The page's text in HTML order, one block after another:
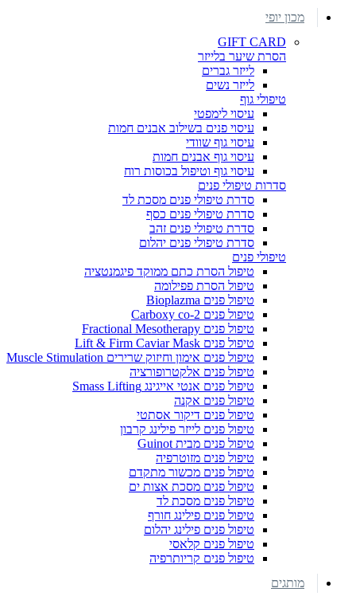
מכון יופי
GIFT CARD
הסרת שיער בלייזר
לייזר גברים
לייזר נשים
טיפולי גוף
עיסוי לימפטי
עיסוי פנים בשילוב אבנים חמות
עיסוי גוף שוודי
עיסוי גוף אבנים חמות
עיסוי גוף וטיפול בכוסות רוח
סדרות טיפולי פנים
סדרת טיפולי פנים מסכת לד
סדרת טיפולי פנים כסף
סדרת טיפולי פנים זהב
סדרת טיפולי פנים יהלום
טיפולי פנים
טיפול הסרת כתם ממוקד פיגמנטציה
טיפול הסרת פפילומה
טיפול פנים Bioplazma
טיפול פנים Carboxy co-2
טיפול פנים Fractional Mesotherapy
טיפול פנים Lift & Firm Caviar Mask
טיפול פנים אימון וחיזוק שרירים Muscle Stimulation
טיפול פנים אלקטרופורציה
טיפול פנים אנטי אייגינג Smass Lifting
טיפול פנים אקנה
טיפול פנים דיקור אסתטי
טיפול פנים לייזר פילינג קרבון
טיפול פנים מבית Guinot
טיפול פנים מזוטרפיה
טיפול פנים מכשור מתקדם
טיפול פנים מסכת אצות ים
טיפול פנים מסכת לד
טיפול פנים פילינג חורף
טיפול פנים פילינג יהלום
טיפול פנים קלאסי
טיפול פנים קריותרפיה
מותגים